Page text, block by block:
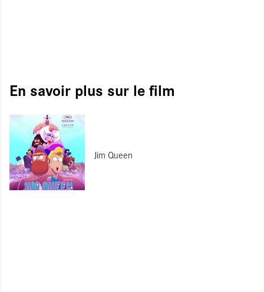
En savoir plus sur le film
Jim Queen